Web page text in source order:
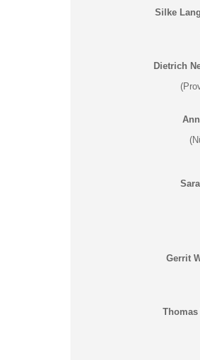
Silke
Dietrich
Gerrit
Thomas